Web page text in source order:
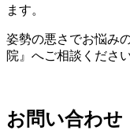
ます。
姿勢の悪さでお悩み
院』へご相談ください
お問い合わせ